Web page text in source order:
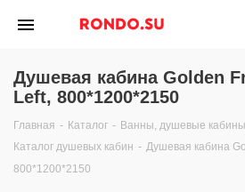
Душевая кабина Golden
Left, 800*1200*2150
Главная - Каталог - Ванны, душевые
Каталог душевых кабин - Душевая кабина
800*1200*2150